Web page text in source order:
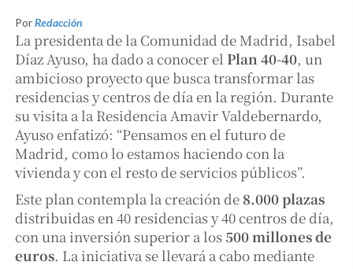
PorRedacción
La presidenta de la Comunidad de Madrid, Isabel
Díaz Ayuso, ha dado a conocer el Plan 40-40, un
ambicioso proyecto que busca transformar las
residencias y centros de día en la región. Durante
su visita a la Residencia Amavir Valdebernardo,
Ayuso enfatizó: “Pensamos en el futuro de
Madrid, como lo estamos haciendo con la
vivienda y con el resto de servicios públicos”.
Este plan contempla la creación de 8.000 plazas
distribuidas en 40 residencias y 40 centros de día,
con una inversión superior a los 500 millones de
euros. La iniciativa se llevará a cabo mediante